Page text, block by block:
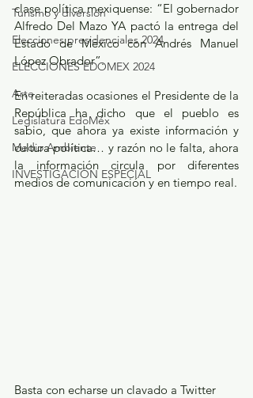
Turismo y diversión
Elecciones presidenciales 2024
ELECCIONES EDOMEX 2024
Arte
Legislatura EdoMéx
Medio Ambiente
INVESTIGACIÓN ESPECIAL
clase política mexiquense: “El gobernador
Alfredo Del Mazo YA pactó la entrega del
Estado de México con Andrés Manuel
López Obrador”.
En reiteradas ocasiones el Presidente de la
República ha dicho que el pueblo es
sabio, que ahora ya existe información y
cultura política… y razón no le falta, ahora
la información circula por diferentes
medios de comunicación y en tiempo real.
Basta con echarse un clavado a Twitter